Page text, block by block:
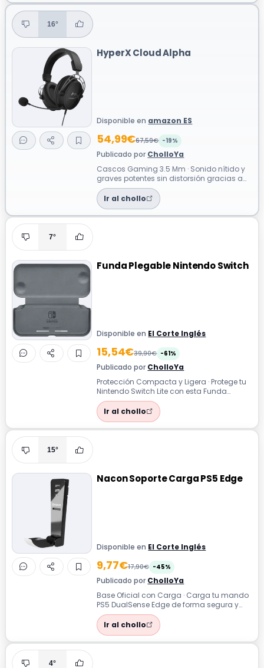
16°
HyperX Cloud Alpha
Disponible en amazon ES
54,99€67,59€ -19%
Publicado por CholloYa
Cascos Gaming 3.5 Mm · Sonido nítido y
graves potentes sin distorsión gracias a
sus controladores de cámara doble y d...
Ir al chollo
7°
Funda Plegable Nintendo Switch
Disponible en El Corte Inglés
15,54€39,90€ -61%
Publicado por CholloYa
Protección Compacta y Ligera · Protege tu
Nintendo Switch Lite con esta Funda
plegable que permite transportarla cómo...
Ir al chollo
15°
Nacon Soporte Carga PS5 Edge
Disponible en El Corte Inglés
9,77€17,90€ -45%
Publicado por CholloYa
Base Oficial con Carga · Carga tu mando
PS5 DualSense Edge de forma segura y
ordenada con este Soporte oficial Nacon.
Ir al chollo
4°